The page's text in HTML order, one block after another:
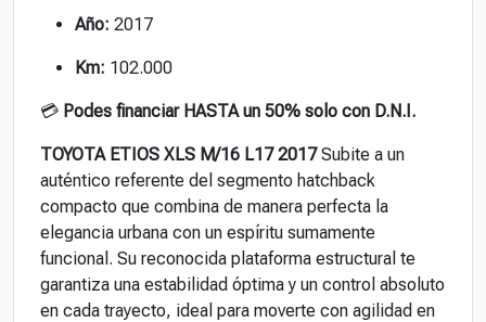
Año: 2017
Km: 102.000
💳 Podes financiar HASTA un 50% solo con D.N.I.
TOYOTA ETIOS XLS M/16 L17 2017Subite a un
auténtico referente del segmento hatchback
compacto que combina de manera perfecta la
elegancia urbana con un espíritu sumamente
funcional. Su reconocida plataforma estructural te
garantiza una estabilidad óptima y un control absoluto
en cada trayecto, ideal para moverte con agilidad en